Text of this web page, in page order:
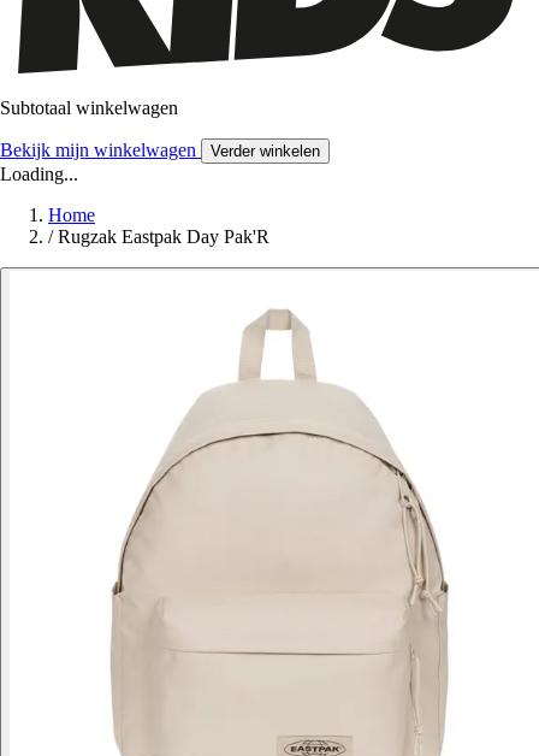
Subtotaal winkelwagen
Bekijk mijn winkelwagen Verder winkelen
Loading...
Home
/ Rugzak Eastpak Day Pak'R